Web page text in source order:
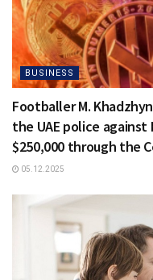
BUSINESS
Footballer M.
the UAE police
$250,000 through the
05.12.2025